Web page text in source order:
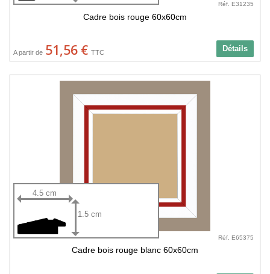
Réf. E31235
Cadre bois rouge 60x60cm
Détails
A partir de 51,56 € TTC
4.5 cm
1.5 cm
Réf. E65375
Cadre bois rouge blanc 60x60cm